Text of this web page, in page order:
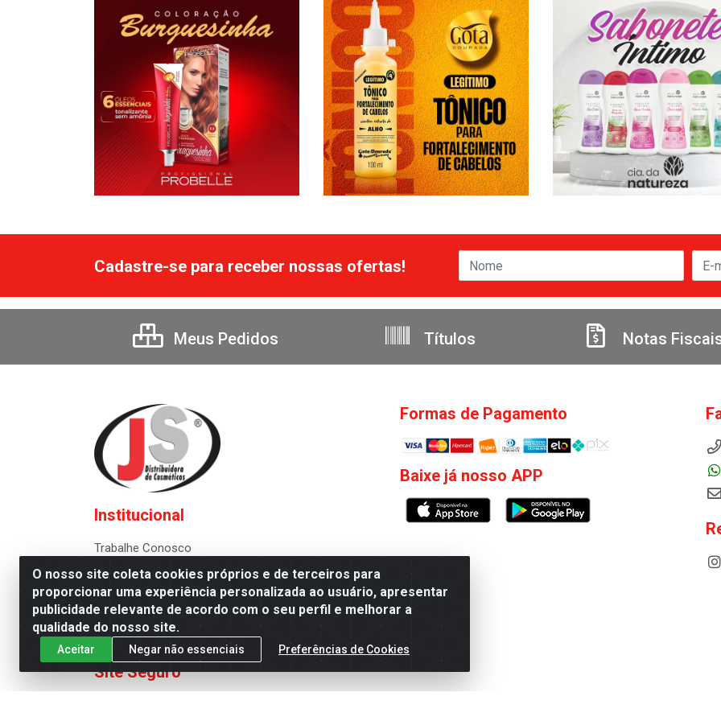
O nosso site coleta cookies próprios e de terceiros para
proporcionar uma experiência personalizada ao usuário, apresentar
publicidade relevante de acordo com o seu perfil e melhorar a
qualidade do nosso site.
Aceitar Negar não essenciais Preferências de Cookies
Cadastre-se para receber nossas ofertas!
Meus Pedidos Títulos Notas
Institucional
Trabalhe Conosco
Quem Somos
Política de Privacidade
Política de Troca e Devolução
Seja nosso Representante
Site Seguro
Formas de Pagamento
Baixe já nosso APP